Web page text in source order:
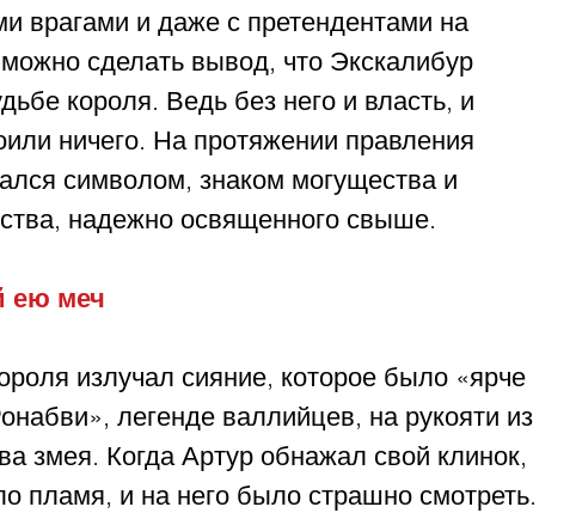
врагами и даже с претендентами на
сделать вывод, что Экскалибур
короля. Ведь без него и власть, и
ничего. На протяжении правления
символом, знаком могущества и
надежно освященного свыше.
ею меч
излучал сияние, которое было «ярче
легенде валлийцев, на рукояти из
змея. Когда Артур обнажал свой клинок,
пламя, и на него было страшно смотреть.